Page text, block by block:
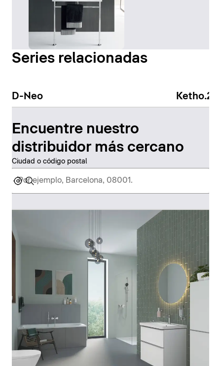
Series relacionadas
D-Neo Ketho.2
Encuentre nuestro
distribuidor más cercano
Ciudad o código postal